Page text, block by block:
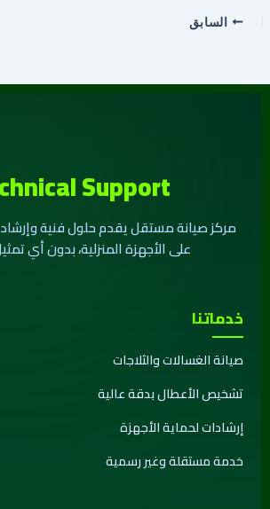
السابق
Support
مركز صيانة مستقل يقدم حلول فنية
على الأجهزة المنزلية، بدون أي
خدماتنا
صيانة الغسالات والثلاجات
تشخيص الأعطال بدقة عالية
إرشادات لحماية الأجهزة
خدمة مستقلة وغير رسمية